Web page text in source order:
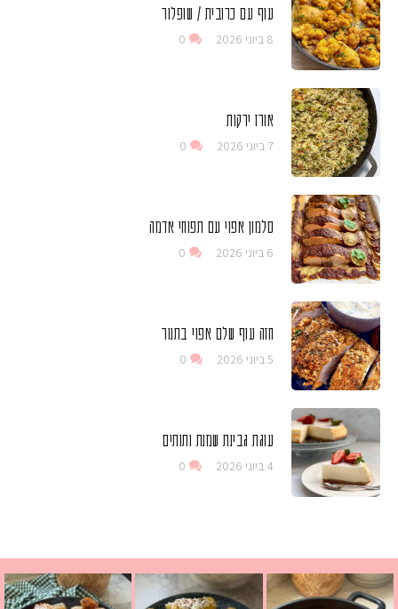
עוף עם כרובית / שופלור
8 ביוני 2026 0
אורז ירקות
7 ביוני 2026 0
סלמון אפוי עם תפוחי אדמה
6 ביוני 2026 0
חזה עוף שלם אפוי בתנור
5 ביוני 2026 0
עוגת גבינת שמנת ותותים
4 ביוני 2026 0
בולגרית מעודנת מ
פרגיות קריספיים ממכרים שמכינים בכמה דקות עב